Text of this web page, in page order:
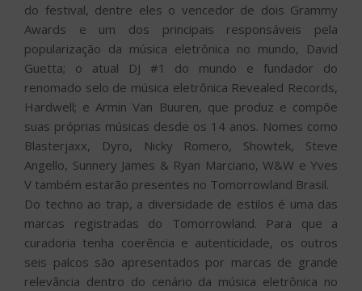
do festival, dentre eles o vencedor de dois Grammy
Awards e um dos principais responsáveis pela
popularização da música eletrônica no mundo, David
Guetta; o atual DJ #1 do mundo e fundador do
renomado selo de música eletrônica Revealed Records,
Hardwell; e Armin Van Buuren, que produz e compõe
suas próprias músicas desde os 14 anos. Nomes como
Blasterjaxx, Dyro, Nicky Romero, Showtek, Steve
Angello, Sunnery James & Ryan Marciano, W&W e Yves
V também estarão presentes no Tomorrowland Brasil.
Do techno ao trap, a diversidade de estilos é uma das
marcas registradas do Tomorrowland. Para que a
curadoria tenha coerência e autenticidade, os outros
seis palcos são apresentados por marcas de grande
relevância dentro do cenário da música eletrônica no